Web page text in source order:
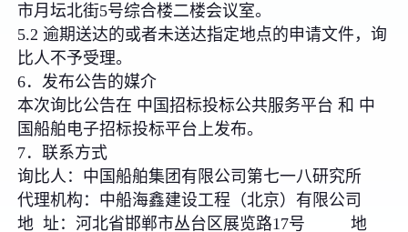
市月坛北街5号综合楼二楼会议室。
5.2 逾期送达的或者未送达指定地点的申请文件，询
比人不予受理。
6．发布公告的媒介
本次询比公告在 中国招标投标公共服务平台 和 中
国船舶电子招标投标平台上发布。
7．联系方式
询比人：中国船舶集团有限公司第七一八研究所
代理机构：中船海鑫建设工程（北京）有限公司
地 址：河北省邯郸市丛台区展览路17号 地